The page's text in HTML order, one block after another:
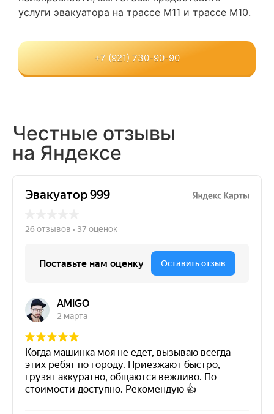
услуги эвакуатора на трассе М11 и трассе М10.
+7 (921) 730-90-90
Честные отзывы
на Яндексе